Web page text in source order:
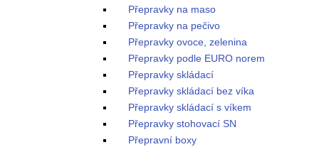
Přepravky na maso
Přepravky na pečivo
Přepravky ovoce, zelenina
Přepravky podle EURO norem
Přepravky skládací
Přepravky skládací bez víka
Přepravky skládací s víkem
Přepravky stohovací SN
Přepravní boxy